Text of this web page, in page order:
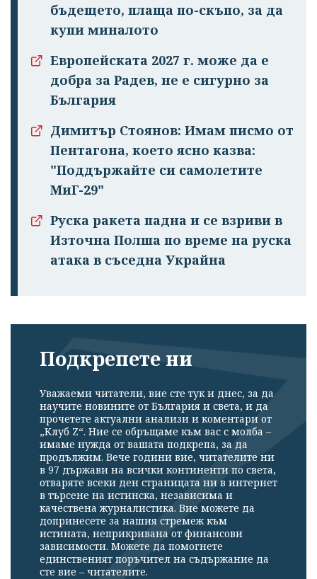
бъдещето, плаща по-скъпо, за да
купи миналото
Европейската 2027 г. може да е
добра за Радев, не е сигурно за
България
Димитър Стоянов: Имам писмо от
Пентагона, което ясно казва:
"Поддържайте си самолетите
МиГ-29"
Руска ракета падна и се взриви в
Източна Полша по време на руска
атака в съседна Украйна
Подкрепете ни
Уважаеми читатели, вие сте тук и днес, за да
научите новините от България и света, и да
прочетете актуални анализи и коментари от
„Клуб Z“. Ние се обръщаме към вас с молба –
имаме нужда от вашата подкрепа, за да
продължим. Вече години вие, читателите ни
в 97 държави на всички континенти по света,
отваряте всеки ден страницата ни в интернет
в търсене на истинска, независима и
качествена журналистика. Вие можете да
допринесете за нашия стремеж към
истината, неприкривана от финансови
зависимости. Можете да помогнете
единственият поръчител на съдържание да
сте вие – читателите.